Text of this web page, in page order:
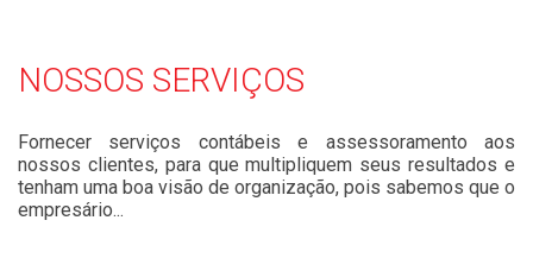
NOSSOS SERVIÇOS
Fornecer serviços contábeis e assessoramento aos
nossos clientes, para que multipliquem seus resultados e
tenham uma boa visão de organização, pois sabemos que o
empresário...